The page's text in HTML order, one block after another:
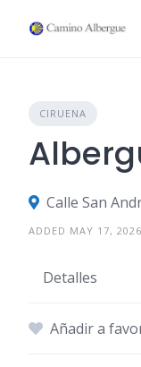
CIRUENA
ADDED MAY 17, 2026
Detalles
Añadir a